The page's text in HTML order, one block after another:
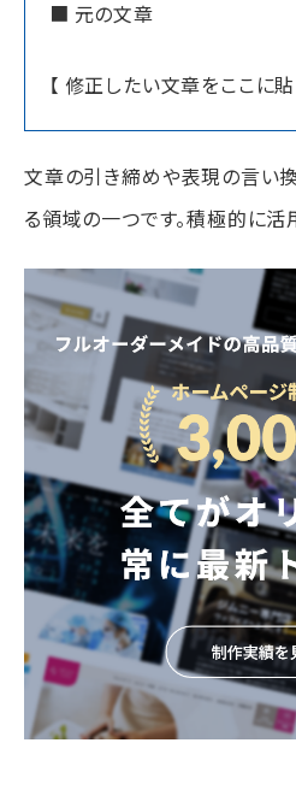
■ 元の文章
【 修正したい文章をここに貼
文章の引き締めや表現の言い
る領域の一つです。積極的に活